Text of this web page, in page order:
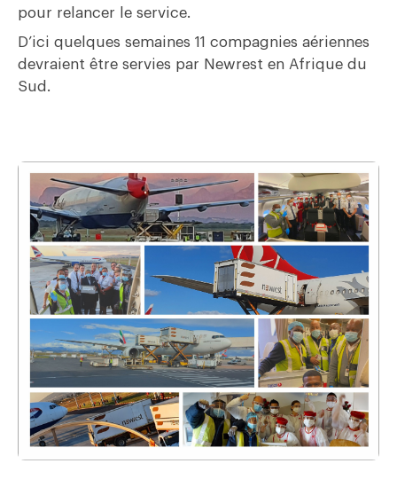
pour relancer le service.
D’ici quelques semaines 11 compagnies aériennes
devraient être servies par Newrest en Afrique du
Sud.